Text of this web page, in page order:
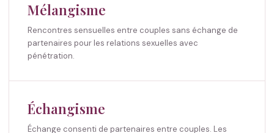
Mélangisme
Rencontres sensuelles entre couples sans échange de
partenaires pour les relations sexuelles avec
pénétration.
Échangisme
Échange consenti de partenaires entre couples. Les